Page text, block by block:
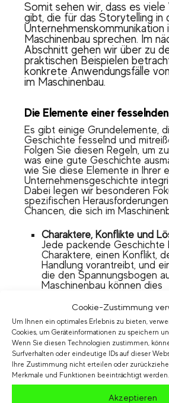
Cookie-Zustimmung
Um Ihnen ein optimales Erlebnis zu bieten,
Cookies, um Geräteinformationen zu speichern
Wenn Sie diesen Technologien zustimmen,
Surfverhalten oder eindeutige IDs auf dieser
Ihre Zustimmung nicht erteilen oder
Merkmale und Funktionen beeinträchtigt werden.
Akzeptieren
Somit sehen wir, dass es
gibt, die für das Storytelling in
Unternehmenskommunikation
Maschinenbau sprechen. Im
Abschnitt gehen wir über zu
praktischen Beispielen
konkrete Anwendungsfälle
im Maschinenbau.
Die Elemente einer
Es gibt einige Grundelemente,
Geschichte fesselnd und
Folgen Sie diesen Regeln, um
was eine gute Geschichte
wie Sie diese Elemente in Ihrer
Unternehmensgeschichte
Dabei legen wir besonderen
spezifischen
Chancen, die sich im
Charaktere, Konflikte und
Jede packende Geschichte
Charaktere, einen Konflikt,
Handlung vorantreibt, und
die den Spannungsbogen
Maschinenbau können dies
Entwickler als Charaktere
technologische
Konflikte und innovative
den Weg zum Erfolg. Wir
Nochmal zeigen Ihnen
diese Elemente – konkret
Unternehmen bezogen –
um eine überzeugende und
Geschichte zu schaffen.